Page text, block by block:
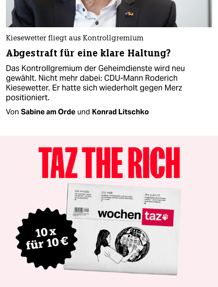
Kiesewetter fliegt aus Kontrollgremium
Abgestraft für eine klare Haltung?
Das Kontrollgremium der Geheimdienste wird neu
gewählt. Nicht mehr dabei: CDU-Mann Roderich
Kiesewetter. Er hatte sich wiederholt gegen Merz
positioniert.
Von Sabine am Orde und Konrad Litschko